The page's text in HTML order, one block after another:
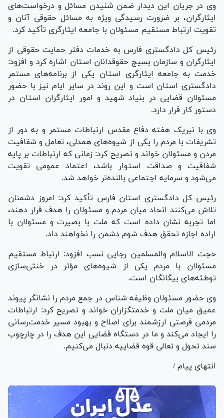
وی در جریان این دیدار ضمن شنیدن مسائل و درخواست‌های
ایثارگران، بر ضرورت رسیدگی ویژه به مسائل حقوقی آنان و
تقویت ارتباط مستقیم مسئولان با جامعه ایثارگری تأکید کرد.
رئیس کل دادگستری فارس به خدمات دفتر حمایت حقوقی از
ایثارگران و سازمان بسیج حقوقدانان استان اشاره کرد و افزود:
خدمت به جامعه ایثارگری استان یکی از برنامه‌های مستمر
دادگستری استان است و این روند در سایر ایام نیز با حضور
مسئولان قضایی در بنیاد شهید و امور ایثارگران استان در
دستور کار قرار دارد.
وی با تبریک هفته دفاع مقدس ارتباطات مستمر و به دور از
تشریفات با مردم را یکی از شیوه‌های همدلی، تعامل و شفافیت
مردن و مسئولان خواند و تصریح کرد: زمانی که ارتباطات بر پایه
شفافیت و صداقت استوار باشد، اعتماد عمومی تقویت
می‌شود و سرمایه اجتماعی بالنده‌تر خواهد شد.
رئیس کل دادگستری استان فارس تأکید کرد: امروز دشمنان
تلاش می‌کنند اتحاد میان مردم و مسئولان را هدف قرار دهند،
اما تجربه نشان داده است که ملت با بصیرت و مسئولان با
اراده اجازه تحقق هدف شوم دشمن را نخواهند داد.
حجت الاسلام والمسلمین رجایی نسب افزود: ارتباط مستقیم
مسئولان با مردم یکی از شیوه‌های مؤثر در خنثی‌سازی
توطئه‌های بیگانگان است.
وی حضور مسئولان وظیفه شناس در جمع مردم را نشانگر پیوند
عمیق میان ملت و خدمتگزاران خواند و تصریح کرد: ارتباطات
مردمی فرصتی ارزشمند برای اصلاح و بهبود مسیر خدمت‌رسانی
را ایجاد می‌کند و ما در دستگاه قضایی این هدف را در چارچوب
سند تحول و تعالی قوه قضاییه دنبال می‌کنیم.
انتهای پیام /